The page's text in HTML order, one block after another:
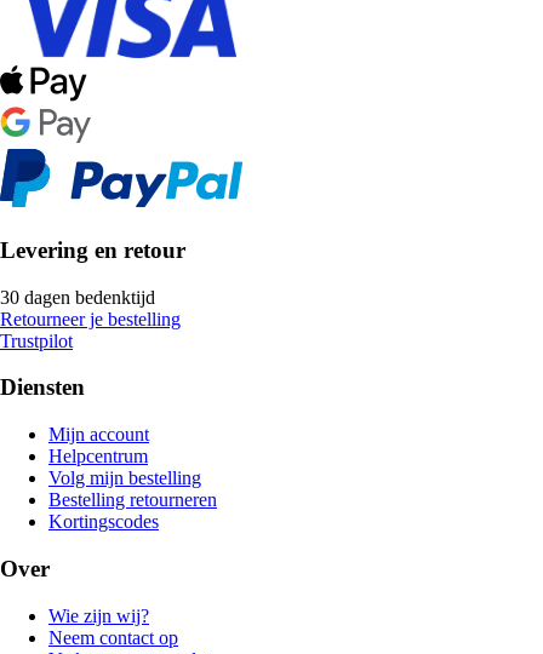
Levering en retour
30 dagen bedenktijd
Retourneer je bestelling
Trustpilot
Diensten
Mijn account
Helpcentrum
Volg mijn bestelling
Bestelling retourneren
Kortingscodes
Over
Wie zijn wij?
Neem contact op